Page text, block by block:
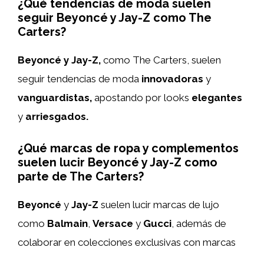
¿Qué tendencias de moda suelen
seguir Beyoncé y Jay-Z como The
Carters?
Beyoncé y Jay-Z, como The Carters, suelen
seguir tendencias de moda innovadoras y
vanguardistas, apostando por looks elegantes
y arriesgados.
¿Qué marcas de ropa y complementos
suelen lucir Beyoncé y Jay-Z como
parte de The Carters?
Beyoncé y Jay-Z suelen lucir marcas de lujo
como Balmain Versace y Gucci , además de
colaborar en colecciones exclusivas con marcas